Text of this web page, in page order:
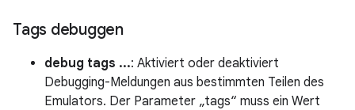
Tags debuggen
debug tags ...: Aktiviert oder deaktiviert
Debugging-Meldungen aus bestimmten Teilen des
Emulators. Der Parameter „tags“ muss ein Wert